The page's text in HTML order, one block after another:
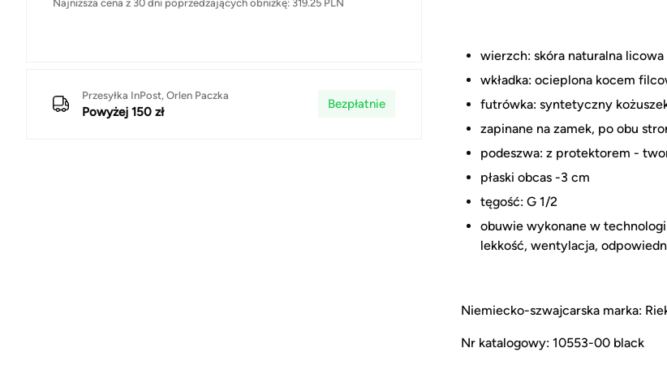
Najniższa cena z 30 dni poprzedzających obniżkę: 319.25 PLN
Przesyłka InPost, Orlen Paczka
Powyżej 150 zł
Bezpłatnie
wierzch: skóra naturalna licowa
wkładka: ocieplona kocem
futrówka: syntetyczny
zapinane na zamek, po obu
podeszwa: z protektorem -
płaski obcas -3 cm
tęgość: G 1/2
obuwie wykonane w
lekkość, wentylacja,
Niemiecko-szwajcarska marka:
Nr katalogowy: 10553-00 black